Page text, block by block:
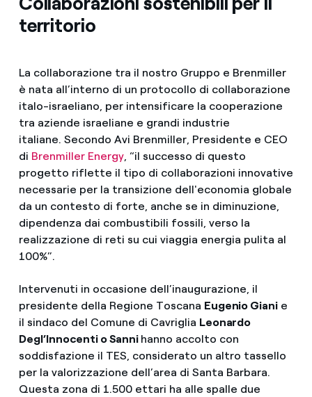
territorio
La collaborazione tra il nostro Gruppo e Brenmiller
è nata all’interno di un protocollo di collaborazione
italo-israeliano, per intensificare la cooperazione
tra aziende israeliane e grandi industrie
italiane. Secondo Avi Brenmiller, Presidente e CEO
di Brenmiller Energy, “il successo di questo
progetto riflette il tipo di collaborazioni innovative
necessarie per la transizione dell'economia globale
da un contesto di forte, anche se in diminuzione,
dipendenza dai combustibili fossili, verso la
realizzazione di reti su cui viaggia energia pulita al
100%”.
Intervenuti in occasione dell’inaugurazione, il
presidente della Regione Toscana Eugenio Gianie
il sindaco del Comune di Cavriglia Leonardo
Degl’Innocenti o Sanni hanno accolto con
soddisfazione il TES, considerato un altro tassello
per la valorizzazione dell’area di Santa Barbara.
Questa zona di 1.500 ettari ha alle spalle due